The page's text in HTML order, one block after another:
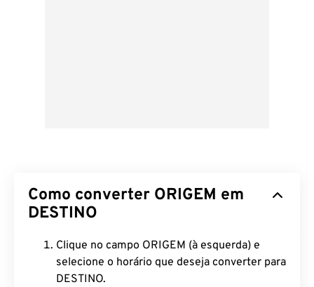
Como converter ORIGEM em
DESTINO
Clique no campo ORIGEM (à esquerda) e
selecione o horário que deseja converter para
DESTINO.